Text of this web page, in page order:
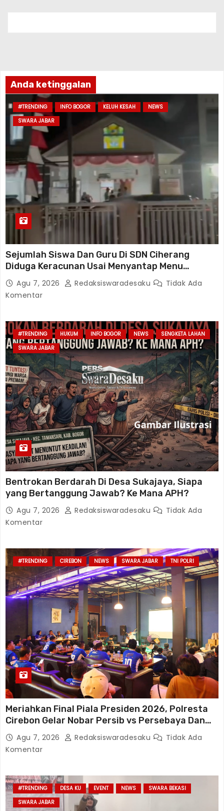
Anda ketinggalan
#TRENDING INFO BOGOR KELUH KESAH
NEWS
SWARA JABAR
Sejumlah Siswa Dan Guru Di SDN Ciherang
Diduga Keracunan Usai Menyantap Menu
Program MBG, Puluhan Korban Dirawat Di
Puskesmas
Agu 7, 2026 Redaksiswaradesaku
Tidak Ada
Komentar
#TRENDING HUKUM INFO BOGOR NEWS
SENGKETA LAHAN
SWARA JABAR
Bentrokan Berdarah Di Desa Sukajaya, Siapa
yang Bertanggung Jawab? Ke Mana APH?
Agu 7, 2026 Redaksiswaradesaku
Tidak Ada
Komentar
#TRENDING CIREBON NEWS SWARA JABAR TNI POLRI
Meriahkan Final Piala Presiden 2026, Polresta
Cirebon Gelar Nobar Persib vs Persebaya Dan
Bagi-Bagi Motor Listrik
Agu 7, 2026 Redaksiswaradesaku
Tidak Ada
Komentar
#TRENDING DESA KU EVENT NEWS
SWARA BEKASI
SWARA JABAR